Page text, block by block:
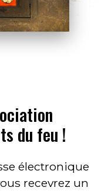
du feu !
électronique
recevrez un